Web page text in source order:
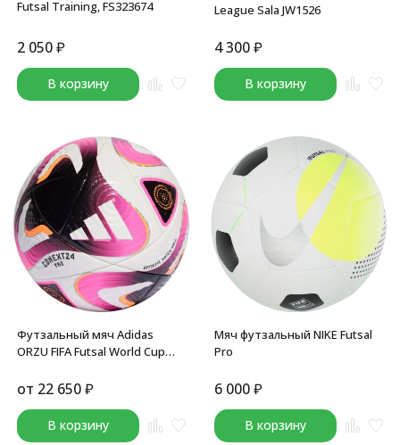
Futsal Training, FS323674
2 050₽
В корзину
League Sala JW1526
4 300₽
В корзину
Футзальный мяч Adidas
ORZU FIFA Futsal World Cup
от 22 650₽
В корзину
Мяч футзальный NIKE Futsal
Pro
6 000₽
В корзину